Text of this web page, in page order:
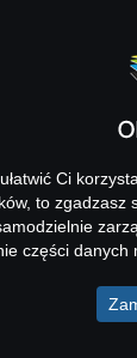
Ci
to zgadzasz
części danych